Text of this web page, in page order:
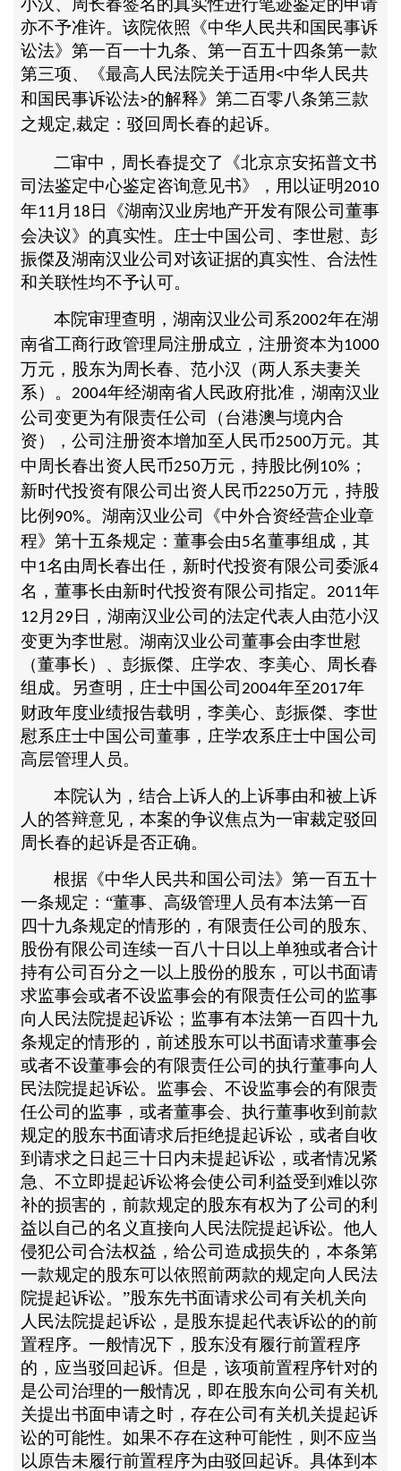
亦不予准许。该院依照《中华人民共和国民事诉
讼法》第一百一十九条、第一百五十四条第一款
第三项、《最高人民法院关于适用<中华人民共
和国民事诉讼法>的解释》第二百零八条第三款
之规定,裁定：驳回周长春的起诉。
二审中，周长春提交了《北京京安拓普文书
司法鉴定中心鉴定咨询意见书》，用以证明2010
年11 月 18 日《湖南汉业房地产开发有限公司董事
会决议》的真实性。庄士中国公司、李世慰、彭
振傑及湖南汉业公司对该证据的真实性、合法性
和关联性均不予认可。
本院审理查明，湖南汉业公司系2002年在湖
南省工商行政管理局注册成立，注册资本为1000
万元，股东为周长春、范小汉（两人系夫妻关
系）。 2004年经湖南省人民政府批准，湖南汉业
公司变更为有限责任公司（台港澳与境内合
资），公司注册资本增加至人民币2500万元。其
中周长春出资人民币250万元，持股比例10% ；
新时代投资有限公司出资人民币2250万元，持股
比例90%。湖南汉业公司《中外合资经营企业章
程》第十五条规定：董事会由5名董事组成，其
中1名由周长春出任，新时代投资有限公司委派4
名，董事长由新时代投资有限公司指定。 2011年
12 月 29 日，湖南汉业公司的法定代表人由范小汉
变更为李世慰。湖南汉业公司董事会由李世慰
（董事长）、彭振傑、庄学农、李美心、周长春
组成。另查明，庄士中国公司2004年至2017年
财政年度业绩报告载明，李美心、彭振傑、李世
慰系庄士中国公司董事，庄学农系庄士中国公司
高层管理人员。
本院认为，结合上诉人的上诉事由和被上诉
人的答辩意见，本案的争议焦点为一审裁定驳回
周长春的起诉是否正确。
根据《中华人民共和国公司法》第一百五十
一条规定： “董事、高级管理人员有本法第一百
四十九条规定的情形的，有限责任公司的股东、
股份有限公司连续一百八十日以上单独或者合计
持有公司百分之一以上股份的股东，可以书面请
求监事会或者不设监事会的有限责任公司的监事
向人民法院提起诉讼；监事有本法第一百四十九
条规定的情形的，前述股东可以书面请求董事会
或者不设董事会的有限责任公司的执行董事向人
民法院提起诉讼。监事会、不设监事会的有限责
任公司的监事，或者董事会、执行董事收到前款
规定的股东书面请求后拒绝提起诉讼，或者自收
到请求之日起三十日内未提起诉讼，或者情况紧
急、不立即提起诉讼将会使公司利益受到难以弥
补的损害的，前款规定的股东有权为了公司的利
益以自己的名义直接向人民法院提起诉讼。他人
侵犯公司合法权益，给公司造成损失的，本条第
一款规定的股东可以依照前两款的规定向人民法
院提起诉讼。”股东先书面请求公司有关机关向
人民法院提起诉讼，是股东提起代表诉讼的的前
置程序。一般情况下，股东没有履行前置程序
的，应当驳回起诉。但是，该项前置程序针对的
是公司治理的一般情况，即在股东向公司有关机
关提出书面申请之时，存在公司有关机关提起诉
讼的可能性。如果不存在这种可能性，则不应当
以原告未履行前置程序为由驳回起诉。具体到本